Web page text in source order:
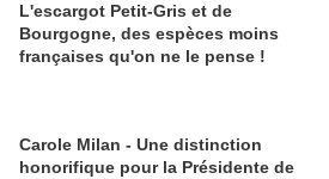
L'escargot Petit-Gris et de
Bourgogne, des espèces moins
françaises qu'on ne le pense !
Carole Milan - Une distinction
honorifique pour la Présidente de